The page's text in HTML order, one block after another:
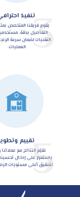
3تنفيذ
يقوم فريقنا المتخصص
التفاصيل بدقة،
التقنيات لضمان سرعة
العمليات.
5تقييم
نقيّم النتائج مع
باستمرار على إدخال
لتحقيق أعلى مستويات